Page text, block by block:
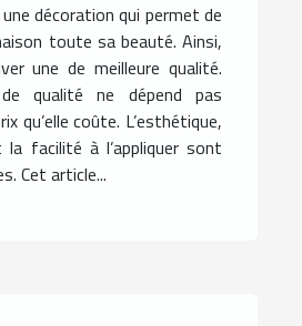
décoration qui permet de
toute sa beauté. Ainsi,
une de meilleure qualité.
qualité ne dépend pas
qu’elle coûte. L’esthétique,
facilité à l’appliquer sont
Cet article...